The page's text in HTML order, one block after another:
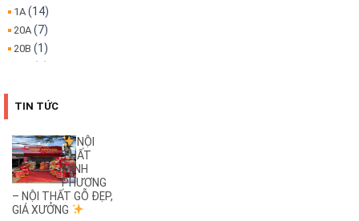
1A (14)
20A (7)
20B (1)
25B(4)
26B(1)
27B(2)
2KC(1)
30/4(29)
32(1)
TIN TỨC
NỘI
THẤT
MINH
PHƯƠNG
– NỘI THẤT GỖ ĐẸP,
GIÁ XƯỞNG